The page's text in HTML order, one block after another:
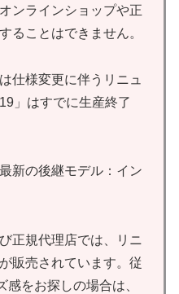
ンラインショップや正
ることはできません。
仕様変更に伴うリニュ
」はすでに生産終了
新の後継モデル：イン
正規代理店では、リニ
販売されています。従
をお探しの場合は、